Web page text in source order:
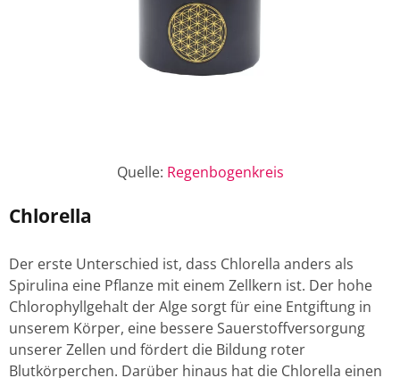
Quelle: Regenbogenkreis
Chlorella
Der erste Unterschied ist, dass Chlorella anders als
Spirulina eine Pflanze mit einem Zellkern ist. Der hohe
Chlorophyllgehalt der Alge sorgt für eine Entgiftung in
unserem Körper, eine bessere Sauerstoffversorgung
unserer Zellen und fördert die Bildung roter
Blutkörperchen. Darüber hinaus hat die Chlorella einen